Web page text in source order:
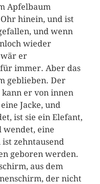
Apfelbaum
hinein, und ist
und wenn
wieder
er
immer. Aber das
geblieben. Der
er von innen
Jacke, und
ist sie ein Elefant,
wendet, eine
zehntausend
geboren werden.
aus dem
der nicht